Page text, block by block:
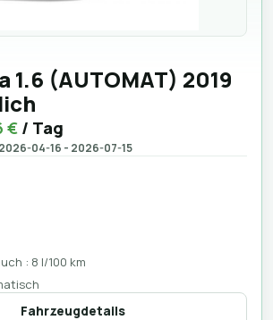
1.6 (AUTOMAT) 2019
€ / Tag
04-16 - 2026-07-15
: 8 l/100 km
Fahrzeugdetails